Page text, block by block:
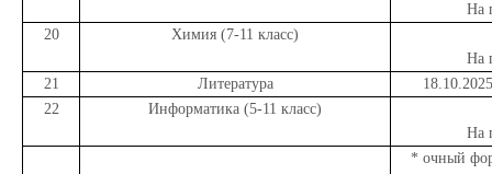
На
20
Химия (7-11 класс)
На
21
Литература
22
Информатика (5-11 класс)
На
* очный